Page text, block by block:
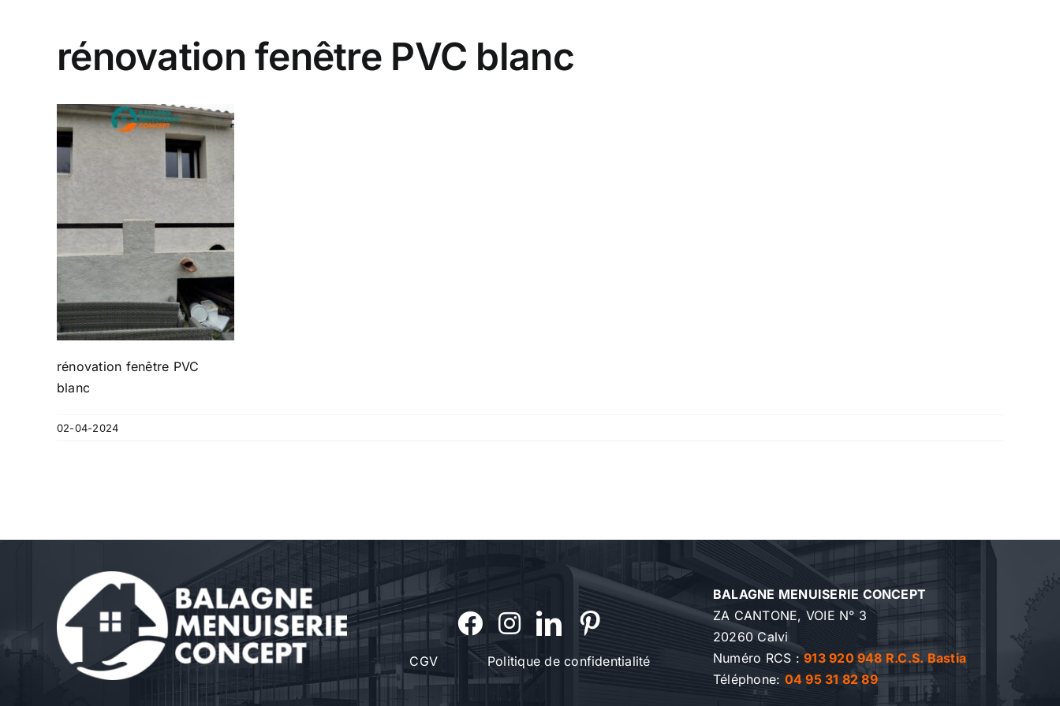
rénovation fenêtre PVC blanc
rénovation fenêtre PVC
blanc
02-04-2024
CGV Politique de confidentialité
BALAGNE MENUISERIE CONCEPT
ZA CANTONE, VOIE N° 3
20260 Calvi
Numéro RCS :913 920 948 R.C.S. Bastia
Téléphone: 04 95 31 82 89